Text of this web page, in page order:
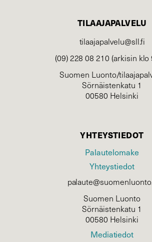
TILAAJAPALVELU
tilaajapalvelu@sll.fi
(09) 228 08 210 (arkisin klo
Suomen Luonto/
Sörnäistenkatu 1
00580 Helsinki
YHTEYSTIEDOT
Palautelomake
Yhteystiedot
Suomen Luonto
Sörnäistenkatu 1
00580 Helsinki
Mediatiedot